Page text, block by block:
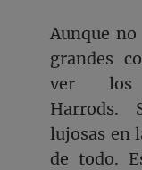
Aunque
grandes
ver los
Harrods.
lujosas en
de todo.